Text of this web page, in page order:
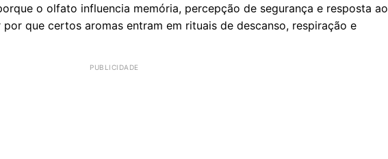
o olfato influencia memória, percepção de segurança e resposta ao
que certos aromas entram em rituais de descanso, respiração e